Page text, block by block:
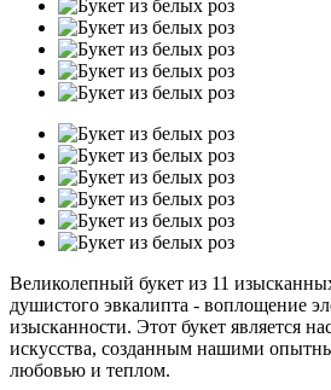
Великолепный букет из 11
душистого эвкалипта - воплощение
изысканности. Этот букет является
искусства, созданным нашими
любовью и теплом.